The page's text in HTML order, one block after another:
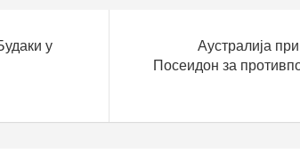
у
Аустралија
Посеидон за